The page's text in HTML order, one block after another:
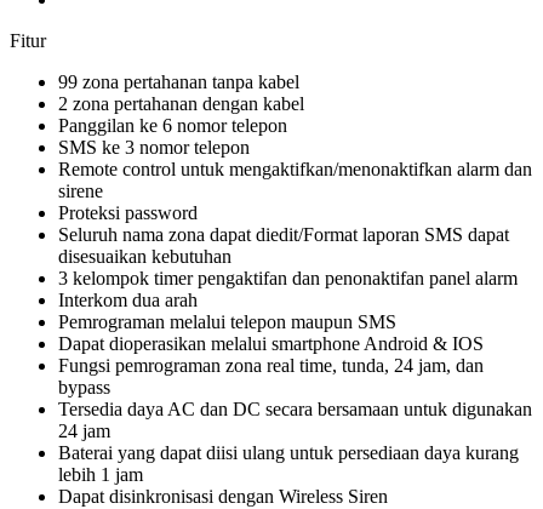
Fitur
99 zona pertahanan tanpa kabel
2 zona pertahanan dengan kabel
Panggilan ke 6 nomor telepon
SMS ke 3 nomor telepon
Remote control untuk mengaktifkan/menonaktifkan alarm dan
sirene
Proteksi password
Seluruh nama zona dapat diedit/Format laporan SMS dapat
disesuaikan kebutuhan
3 kelompok timer pengaktifan dan penonaktifan panel alarm
Interkom dua arah
Pemrograman melalui telepon maupun SMS
Dapat dioperasikan melalui smartphone Android & IOS
Fungsi pemrograman zona real time, tunda, 24 jam, dan
bypass
Tersedia daya AC dan DC secara bersamaan untuk digunakan
24 jam
Baterai yang dapat diisi ulang untuk persediaan daya kurang
lebih 1 jam
Dapat disinkronisasi dengan Wireless Siren